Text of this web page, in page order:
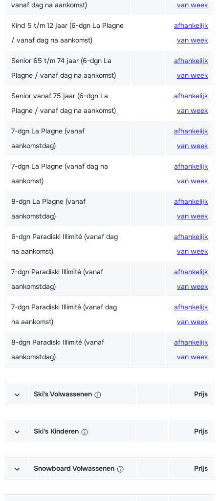
vanaf dag na aankomst)
van week
Kind 5 t/m 12 jaar (6-dgn La Plagne
/ vanaf dag na aankomst)
afhankelijk
van week
Senior 65 t/m 74 jaar (6-dgn La
Plagne / vanaf dag na aankomst)
afhankelijk
van week
Senior vanaf 75 jaar (6-dgn La
Plagne / vanaf dag na aankomst)
afhankelijk
van week
7-dgn La Plagne (vanaf
aankomstdag)
afhankelijk
van week
7-dgn La Plagne (vanaf dag na
aankomst)
afhankelijk
van week
8-dgn La Plagne (vanaf
aankomstdag)
afhankelijk
van week
6-dgn Paradiski Illimité (vanaf dag
na aankomst)
afhankelijk
van week
7-dgn Paradiski Illimité (vanaf
aankomstdag)
afhankelijk
van week
7-dgn Paradiski Illimité (vanaf dag
na aankomst)
afhankelijk
van week
8-dgn Paradiski Illimité (vanaf
aankomstdag)
afhankelijk
van week
Ski's Volwassenen Prijs
Schoenen + Stokken (6/7 dagen)
van week
Stokken (6/7 dagen)
van week
Ski's Kinderen Prijs
Schoenen + Stokken (6/7 dagen)
van week
Snowboard Volwassenen Prijs